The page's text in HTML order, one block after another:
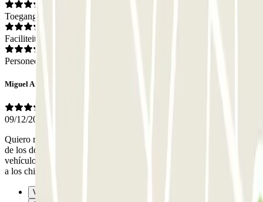
Toegang
Faciliteiten
Personeel
Miguel Angel
09/12/2025
Quiero reseñar bien alto y claro la profesionalidad y el buen hacer
de los dos chóferes que nos recogieron y entregaron nuestros
vehículos durante nuestro viaje a Londres....recalcó gracias por todo
a los chicos que nos atendieron en Lisboa ??
Vorige